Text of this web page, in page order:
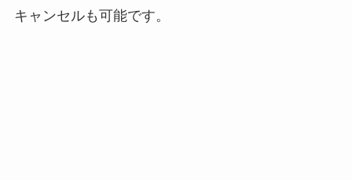
キャンセルも可能です。